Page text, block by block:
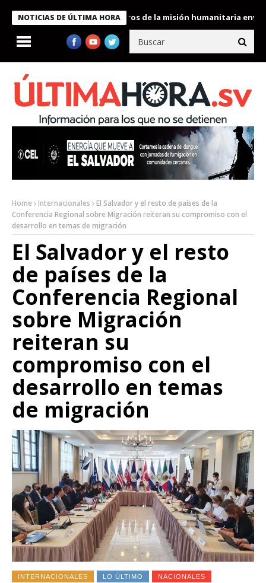
NOTICIAS DE ÚLTIMA HORA
condecora a miembros de la misión humanitaria enviada a
Home Internacionales
El Salvador y el resto de países de la
Conferencia Regional sobre Migración reiteran su compromiso con el
desarrollo en temas de migración
El Salvador y el resto
de países de la
Conferencia Regional
sobre Migración
reiteran su
compromiso con el
desarrollo en temas
de migración
INTERNACIONALES LO ÚLTIMO NACIONALES